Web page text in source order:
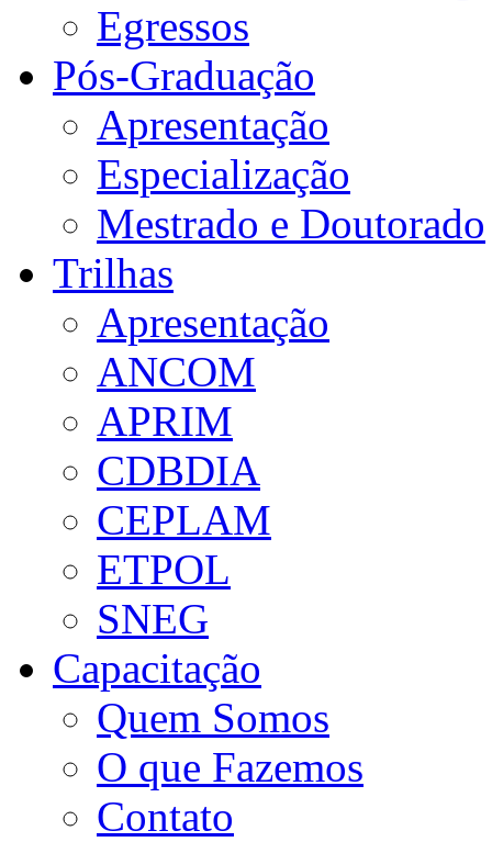
Egressos
Pós-Graduação
Apresentação
Especialização
Mestrado e Doutorado
Trilhas
Apresentação
ANCOM
APRIM
CDBDIA
CEPLAM
ETPOL
SNEG
Capacitação
Quem Somos
O que Fazemos
Contato